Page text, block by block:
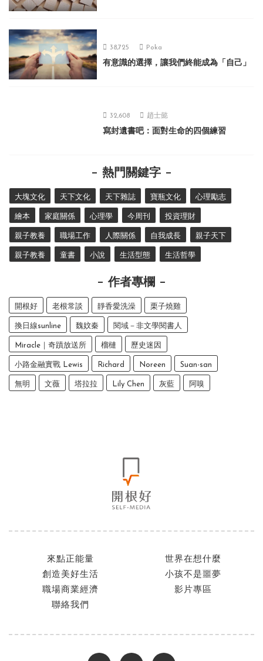
38,725 Poka
有意識的選擇，讓我們終能成為「自己」
32,608 趙士懿
寫封遺書吧：面對生命的四個練習
熱門關鍵字
大塊文化 天下文化 天下雜誌 寶瓶文化 心理勵志
繪本 家庭關係 心理學 今周刊 投資理財
親子教養 職場工作 人際關係 自我成長 親子天下
親子教養 童書 小說 生活型態 生活哲學
作者專欄
開根好 老根常談 靜香愛洗澡 栗子燒雞
換日線sunline 魏妏秦 閱域－非文學閱書人
Miracle｜奇蹟放送所 榴槤 歷史迷因
小路金融實戰 Lewis Richard Noreen Suan-san
無明 文薇 塔拉拉 Lily Chen 灰藍 阿嗅
來點正能量
世界在想什麼
創造美好生活
小孩不是噩夢
職場商業經濟
影片專區
聯絡我們